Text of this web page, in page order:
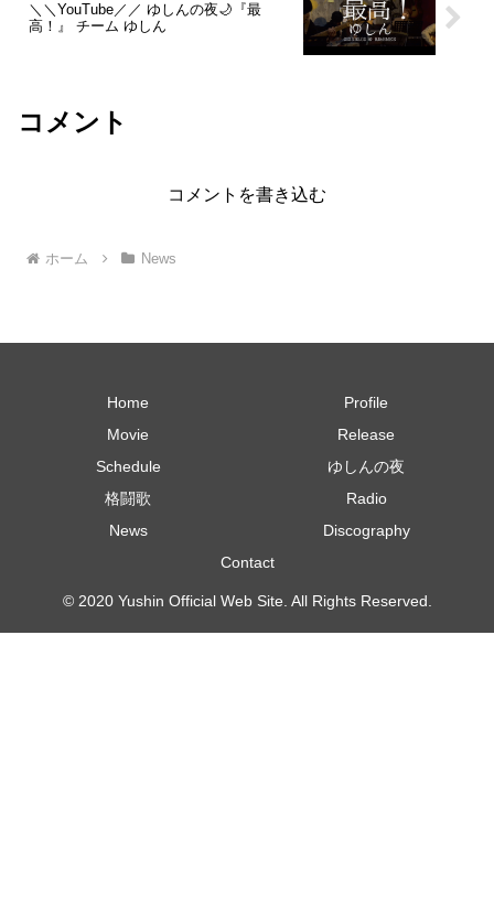
＼＼YouTube／／ ゆしんの夜🌙『最
高！』 チーム ゆしん
コメント
コメントを書き込む
ホーム News
Home
Profile
Movie
Release
Schedule
ゆしんの夜
格闘歌
Radio
News
Discography
Contact
© 2020 Yushin Official Web Site. All Rights Reserved.